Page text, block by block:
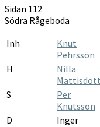
1837-
1841
Sidan 112
Södra Rågeboda
Inh
Knut
Pehrsson
H
Nilla
S
Per
Knutsson
D
Inger